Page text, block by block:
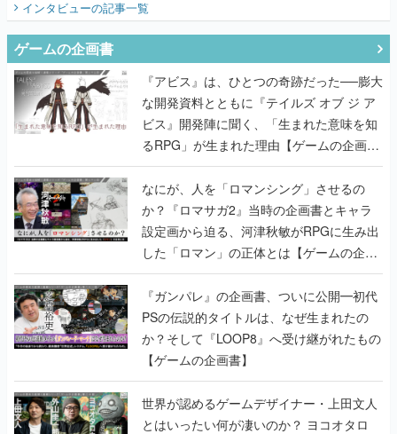
『アビス』は、ひとつの奇跡だった──膨大
な開発資料とともに『テイルズ オブ ジ ア
るRPG」が生まれた理由【ゲームの企画
書】
なにが、人を「ロマンシング」させるの
か？『ロマサガ2』当時の企画書とキャラ
設定画から迫る、河津秋敏がRPGに生み出
した「ロマン」の正体とは【ゲームの企画
書】
『ガンパレ』の企画書、ついに公開━初代
PSの伝説的タイトルは、なぜ生まれたの
か？そして『LOOP8』へ受け継がれたもの
【ゲームの企画書】
世界が認めるゲームデザイナー・上田文人
とはいったい何が凄いのか？ ヨコオタロ
ウ・外山圭一郎らと共に『ICO』に込めら
れたこだわりを語り尽くす！【ゲームの企
画書】